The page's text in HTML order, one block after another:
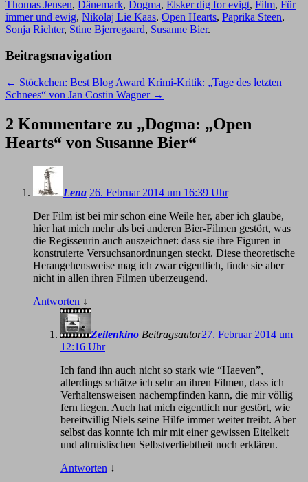
Thomas Jensen, Dänemark, Dogma, Elsker dig for evigt, Film, Für
immer und ewig, Nikolaj Lie Kaas, Open Hearts, Paprika Steen,
Sonja Richter, Stine Bjerregaard, Susanne Bier.
Beitragsnavigation
← Stöckchen: Best Blog Award Krimi-Kritik: „Tage des letzten
Schnees“ von Jan Costin Wagner →
2 Kommentare zu „Dogma: „Open
Hearts“ von Susanne Bier“
Lena 26. Februar 2014 um 16:39 Uhr
Der Film ist bei mir schon eine Weile her, aber ich glaube,
hier hat mich mehr als bei anderen Bier-Filmen gestört, was
die Regisseurin auch auszeichnet: dass sie ihre Figuren in
konstruierte Versuchsanordnungen steckt. Diese theoretische
Herangehensweise mag ich zwar eigentlich, finde sie aber
nicht in allen ihren Filmen überzeugend.
Antworten ↓
Zeilenkino Beitragsautor27. Februar 2014 um
12:16 Uhr
Ich fand ihn auch nicht so stark wie “Haeven”,
allerdings schätze ich sehr an ihren Filmen, dass ich
Verhaltensweisen nachempfinden kann, die mir völlig
fern liegen. Auch hat mich eigentlich nur gestört, wie
bereitwillig Niels seine Hilfe immer weiter treibt. Aber
selbst das konnte ich mir mit einer gewissen Eitelkeit
und altruistischen Selbstverliebtheit noch erklären.
Antworten ↓